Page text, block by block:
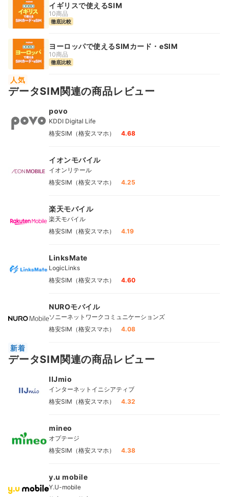
イギリスで使えるSIM
10商品
徹底比較
ヨーロッパで使えるSIMカード・eSIM
10商品
徹底比較
人気
データSIM関連の商品レビュー
povo
KDDI Digital Life
格安SIM（格安スマホ）
4.68
イオンモバイル
イオンリテール
格安SIM（格安スマホ）
4.25
楽天モバイル
楽天モバイル
格安SIM（格安スマホ）
4.19
LinksMate
LogicLinks
格安SIM（格安スマホ）
4.60
NUROモバイル
ソニーネットワークコミュニケーションズ
格安SIM（格安スマホ）
4.08
新着
データSIM関連の商品レビュー
IIJmio
インターネットイニシアティブ
格安SIM（格安スマホ）
4.32
mineo
オプテージ
格安SIM（格安スマホ）
4.38
y.u mobile
Y.U-mobile